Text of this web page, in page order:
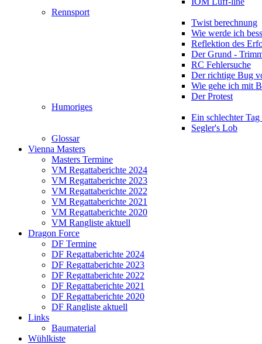
Rennsport
Twist berechnung
Wie werde ich
Reflektion des
Der Grund -
RC Fehlersuche
Der richtige Bug
Wie gehe ich mit
Der Protest
Humoriges
Ein schlechter Tag
Segler's Lob
Glossar
Vienna Masters
Masters Termine
VM Regattaberichte 2024
VM Regattaberichte 2023
VM Regattaberichte 2022
VM Regattaberichte 2021
VM Regattaberichte 2020
VM Rangliste aktuell
Dragon Force
DF Termine
DF Regattaberichte 2024
DF Regattaberichte 2023
DF Regattaberichte 2022
DF Regattaberichte 2021
DF Regattaberichte 2020
DF Rangliste aktuell
Links
Baumaterial
Wühlkiste